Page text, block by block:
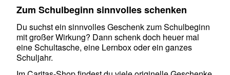
Zum Schulbeginn sinnvolles schenken
Du suchst ein sinnvolles Geschenk zum Schulbeginn
mit großer Wirkung? Dann schenk doch heuer mal
eine Schultasche, eine Lernbox oder ein ganzes
Schuljahr.